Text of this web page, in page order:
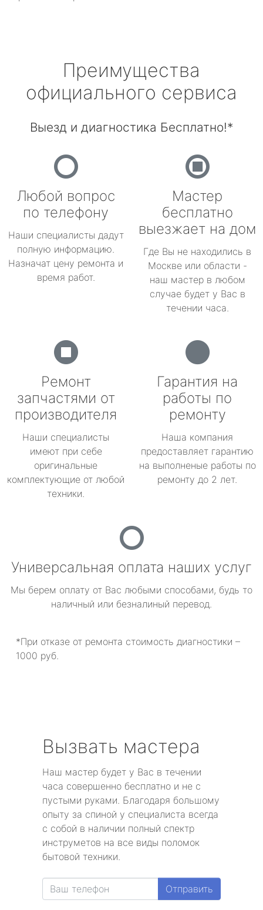
Преимущества
официального сервиса
Выезд и диагностика Бесплатно!*
Любой вопрос
по телефону
Наши специалисты дадут
полную информацию.
Назначат цену ремонта и
время работ.
Мастер
бесплатно
выезжает на дом
Где Вы не находились в
Москве или области -
наш мастер в любом
случае будет у Вас в
течении часа.
Ремонт
запчастями от
производителя
Наши специалисты
имеют при себе
оригинальные
комплектующие от любой
техники.
Гарантия на
работы по
ремонту
Наша компания
предоставляет гарантию
на выполненые работы по
ремонту до 2 лет.
Универсальная оплата наших услуг
Мы берем оплату от Вас любыми способами, будь то
наличный или безналиный перевод.
*При отказе от ремонта стоимость диагностики –
1000 руб.
Вызвать мастера
Наш мастер будет у Вас в течении
часа совершенно бесплатно и не с
пустыми руками. Благодаря большому
опыту за спиной у специалиста всегда
с собой в наличии полный спектр
инструметов на все виды поломок
бытовой техники.
Отправить